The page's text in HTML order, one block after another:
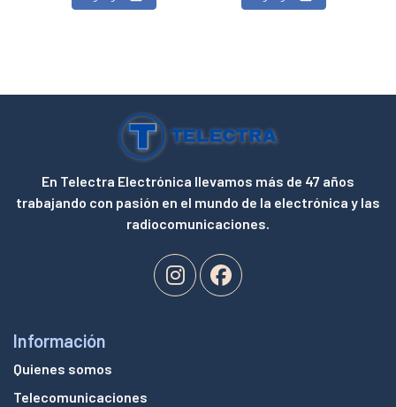
En Telectra Electrónica llevamos más de 47 años
trabajando con pasión en el mundo de la electrónica y las
radiocomunicaciones.
Información
Quienes somos
Telecomunicaciones